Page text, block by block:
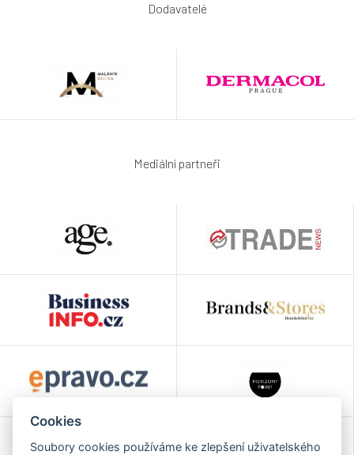
Dodavatelé
Mediální partneři
Cookies
Soubory cookies používáme ke zlepšení uživatelského